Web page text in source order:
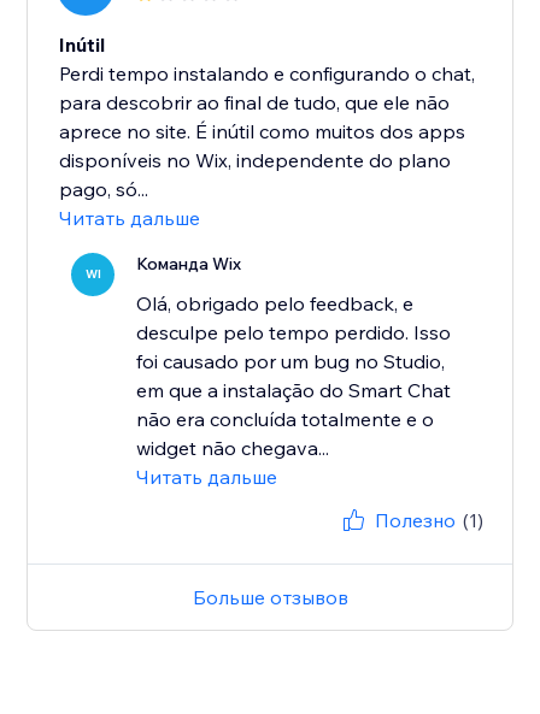
Inútil
Perdi tempo instalando e configurando o chat,
para descobrir ao final de tudo, que ele não
aprece no site. É inútil como muitos dos apps
disponíveis no Wix, independente do plano
pago, só...
Читать дальше
WI Команда Wix
Olá, obrigado pelo feedback, e
desculpe pelo tempo perdido. Isso
foi causado por um bug no Studio,
em que a instalação do Smart Chat
não era concluída totalmente e o
widget não chegava...
Читать дальше
Полезно (1)
Больше отзывов